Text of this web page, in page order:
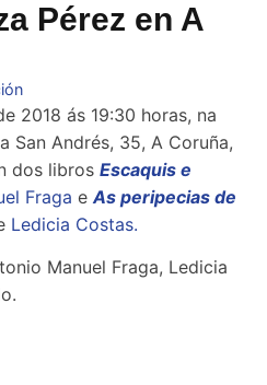
Pérez en A
2018 ás 19:30 horas, na
San Andrés, 35, A Coruña,
dos libros Escaquis e
Fraga eAs peripecias de
Ledicia Costas.
Manuel Fraga, Ledicia